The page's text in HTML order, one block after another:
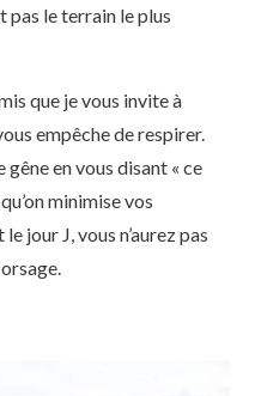
pas le terrain le plus
que je vous invite à
empêche de respirer.
gêne en vous disant « ce
minimise vos
jour J, vous n’aurez pas